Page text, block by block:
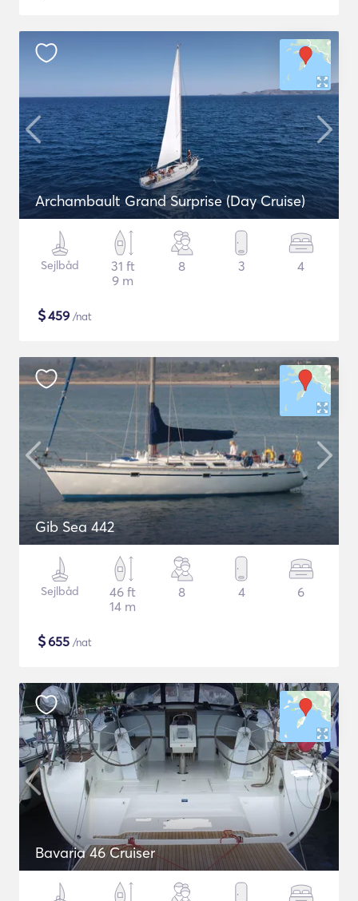
Archambault Grand Surprise (Day Cruise)
Sejlbåd
31 ft
9 m
8 3 4
$459 /nat
Gib Sea 442
Sejlbåd
46 ft
14 m
8 4 6
$655 /nat
Bavaria 46 Cruiser